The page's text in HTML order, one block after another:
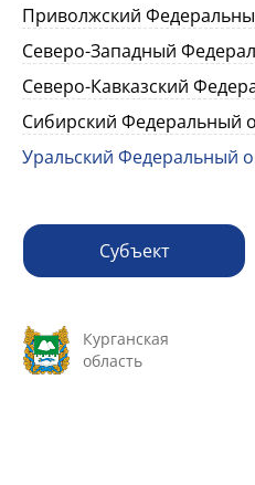
Приволжский
Северо-Западный
Северо-Кавказский
Сибирский Федеральный
Уральский Федеральный
Субъект
Курганская
область